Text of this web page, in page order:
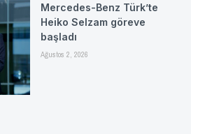
Mercedes-Benz Türk’te
Heiko Selzam göreve
başladı
Ağustos 2, 2026